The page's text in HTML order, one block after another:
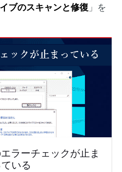
ブのスキャンと修復 」を
ラーチェックが止ま
ている